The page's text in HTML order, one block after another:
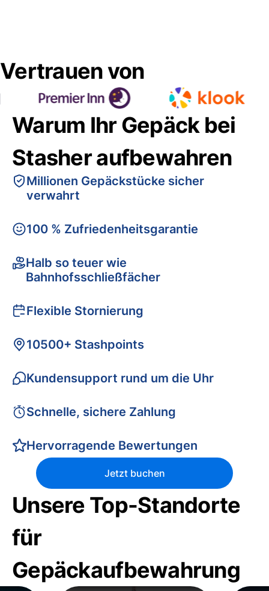
Vertrauen von
Warum Ihr Gepäck bei
Stasher aufbewahren
Millionen Gepäckstücke sicher
verwahrt
100 % Zufriedenheitsgarantie
Halb so teuer wie
Bahnhofsschließfächer
Flexible Stornierung
10500+ Stashpoints
Kundensupport rund um die Uhr
Schnelle, sichere Zahlung
Hervorragende Bewertungen
Jetzt buchen
Unsere Top-Standorte
für
Gepäckaufbewahrung